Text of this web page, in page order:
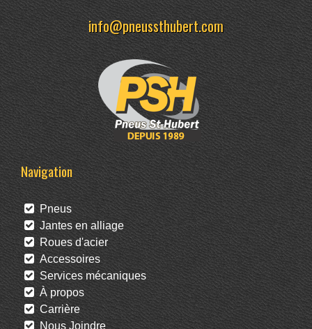
info@pneussthubert.com
Navigation
Pneus
Jantes en alliage
Roues d'acier
Accessoires
Services mécaniques
À propos
Carrière
Nous Joindre